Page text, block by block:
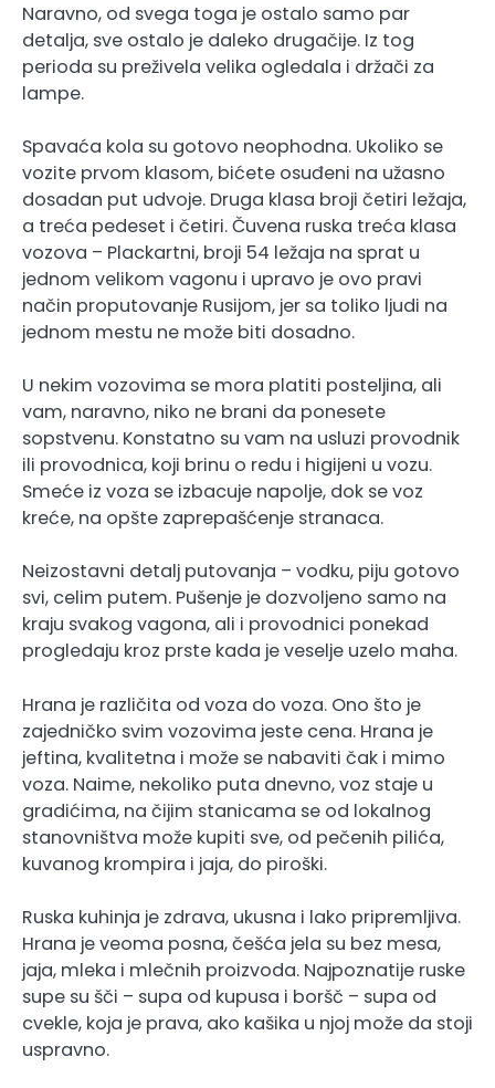
Naravno, od svega toga je ostalo samo par
detalja, sve ostalo je daleko drugačije. Iz tog
perioda su preživela velika ogledala i držači za
lampe.
Spavaća kola su gotovo neophodna. Ukoliko se
vozite prvom klasom, bićete osuđeni na užasno
dosadan put udvoje. Druga klasa broji četiri ležaja,
a treća pedeset i četiri. Čuvena ruska treća klasa
vozova – Plackartni, broji 54 ležaja na sprat u
jednom velikom vagonu i upravo je ovo pravi
način proputovanje Rusijom, jer sa toliko ljudi na
jednom mestu ne može biti dosadno.
U nekim vozovima se mora platiti posteljina, ali
vam, naravno, niko ne brani da ponesete
sopstvenu. Konstatno su vam na usluzi provodnik
ili provodnica, koji brinu o redu i higijeni u vozu.
Smeće iz voza se izbacuje napolje, dok se voz
kreće, na opšte zaprepašćenje stranaca.
Neizostavni detalj putovanja – vodku, piju gotovo
svi, celim putem. Pušenje je dozvoljeno samo na
kraju svakog vagona, ali i provodnici ponekad
progledaju kroz prste kada je veselje uzelo maha.
Hrana je različita od voza do voza. Ono što je
zajedničko svim vozovima jeste cena. Hrana je
jeftina, kvalitetna i može se nabaviti čak i mimo
voza. Naime, nekoliko puta dnevno, voz staje u
gradićima, na čijim stanicama se od lokalnog
stanovništva može kupiti sve, od pečenih pilića,
kuvanog krompira i jaja, do piroški.
Ruska kuhinja je zdrava, ukusna i lako pripremljiva.
Hrana je veoma posna, češća jela su bez mesa,
jaja, mleka i mlečnih proizvoda. Najpoznatije ruske
supe su šči – supa od kupusa i boršč – supa od
cvekle, koja je prava, ako kašika u njoj može da stoji
uspravno.